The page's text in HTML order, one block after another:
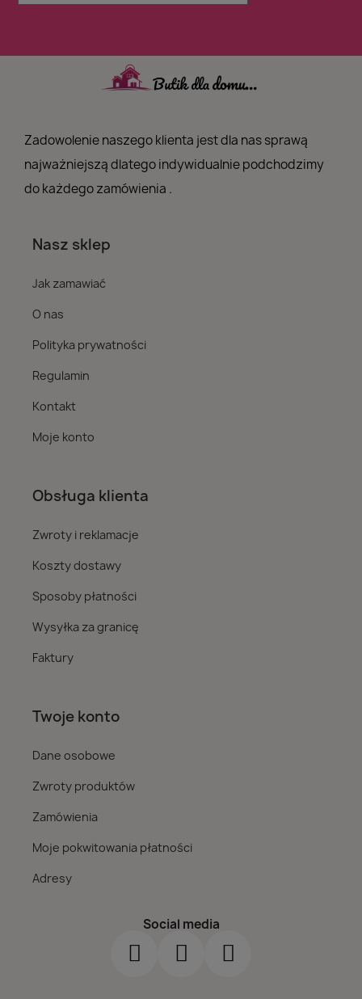
Zadowolenie naszego klienta jest dla nas sprawą
najważniejszą dlatego indywidualnie podchodzimy
do każdego zamówienia .
Nasz sklep
Jak zamawiać
O nas
Polityka prywatności
Regulamin
Kontakt
Moje konto
Obsługa klienta
Zwroty i reklamacje
Koszty dostawy
Sposoby płatności
Wysyłka za granicę
Faktury
Twoje konto
Dane osobowe
Zwroty produktów
Zamówienia
Moje pokwitowania płatności
Adresy
Social media